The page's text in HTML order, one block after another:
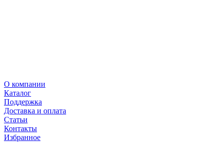
О компании
Каталог
Поддержка
Доставка и оплата
Статьи
Контакты
Избранное